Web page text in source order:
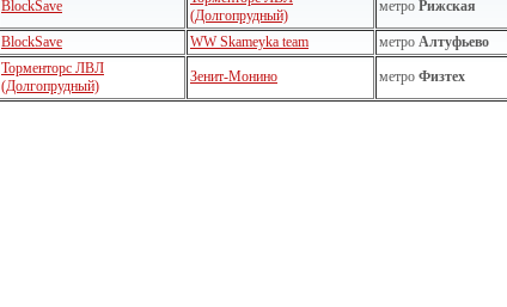
BlockSave
(Долгопрудный)
метро Рижская
BlockSave WW Skameyka team метро Алтуфьево
Торменторс ЛВЛ
(Долгопрудный)
Зенит-Монино метро Физтех